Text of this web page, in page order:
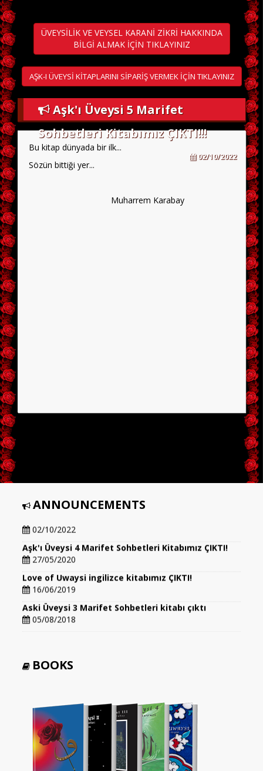
ÜVEYSİLİK VE VEYSEL KARANİ ZİKRİ HAKKINDA
BİLGİ ALMAK İÇİN TIKLAYINIZ
AŞK-I ÜVEYSİ KİTAPLARINI SİPARİŞ VERMEK İÇİN TIKLAYINIZ
Aşk'ı Üveysi 5 Marifet
Sohbetleri Kitabımız ÇIKTI!!!
02/10/2022
Bu kitap dünyada bir ilk...
Sözün bittiği yer...
Muharrem Karabay
ANNOUNCEMENTS
02/10/2022
Aşk'ı Üveysi 4 Marifet Sohbetleri Kitabımız ÇIKTI!
27/05/2020
Love of Uwaysi ingilizce kitabımız ÇIKTI!
16/06/2019
Aski Üveysi 3 Marifet Sohbetleri kitabı çıktı
05/08/2018
BOOKS